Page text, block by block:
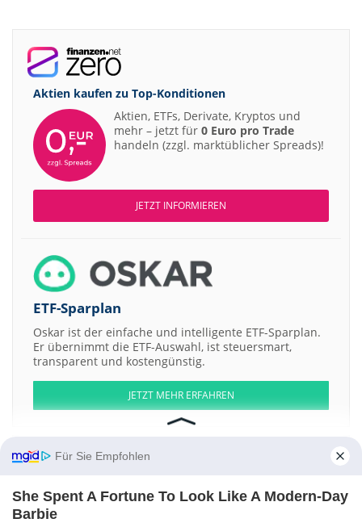
Aktien kaufen zu Top-Konditionen
Aktien, ETFs, Derivate, Kryptos und
mehr – jetzt für 0 Euro pro Trade
handeln (zzgl. marktüblicher Spreads)!
JETZT INFORMIEREN
ETF-Sparplan
Oskar ist der einfache und intelligente ETF-Sparplan.
Er übernimmt die ETF-Auswahl, ist steuersmart,
transparent und kostengünstig.
JETZT MEHR ERFAHREN
Aktien ATX DAX EuroStoxx 50 Dow Jones NASDAQ 100 Nikkei 225
S&P 500
Für Sie Empfohlen
She Spent A Fortune To Look Like A Modern-Day
Barbie